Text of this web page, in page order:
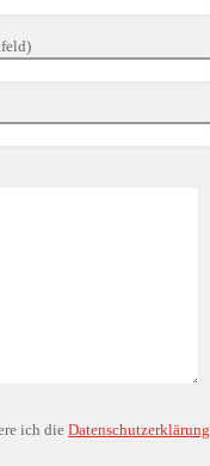
ich die Datenschutzerklärung